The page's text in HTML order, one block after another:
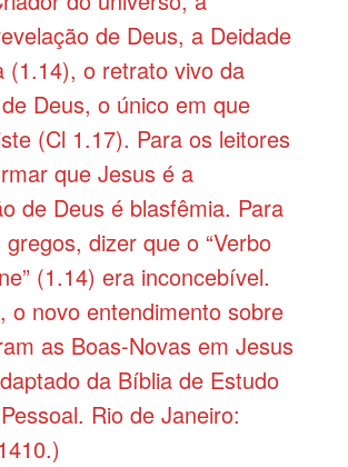
de Deus, a Deidade
(1.14), o retrato vivo da
Deus, o único em que
(Cl 1.17). Para os leitores
que Jesus é a
de Deus é blasfêmia. Para
dizer que o “Verbo
(1.14) era inconcebível.
o novo entendimento sobre
as Boas-Novas em Jesus
da Bíblia de Estudo
Rio de Janeiro: